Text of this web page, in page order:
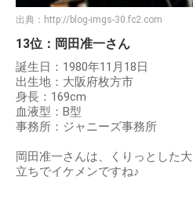
出典： http://blog-imgs-30.fc2.com
13位：岡田准一さん
誕生日：1980年11月18日
出生地：大阪府枚方市
身長：169cm
血液型：B型
事務所：ジャニーズ事務所
岡田准一さんは、くりっとした
立ちでイケメンですね♪